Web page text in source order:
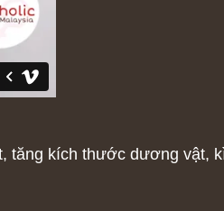
tăng kích thước dương vật,